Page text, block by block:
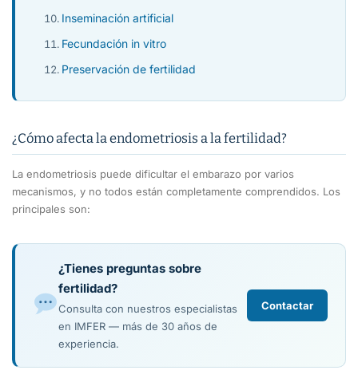
Inseminación artificial
Fecundación in vitro
Preservación de fertilidad
¿Cómo afecta la endometriosis a la fertilidad?
La endometriosis puede dificultar el embarazo por varios
mecanismos, y no todos están completamente comprendidos. Los
principales son:
¿Tienes preguntas sobre
fertilidad?
Consulta con nuestros especialistas
en IMFER — más de 30 años de
experiencia.
Contactar